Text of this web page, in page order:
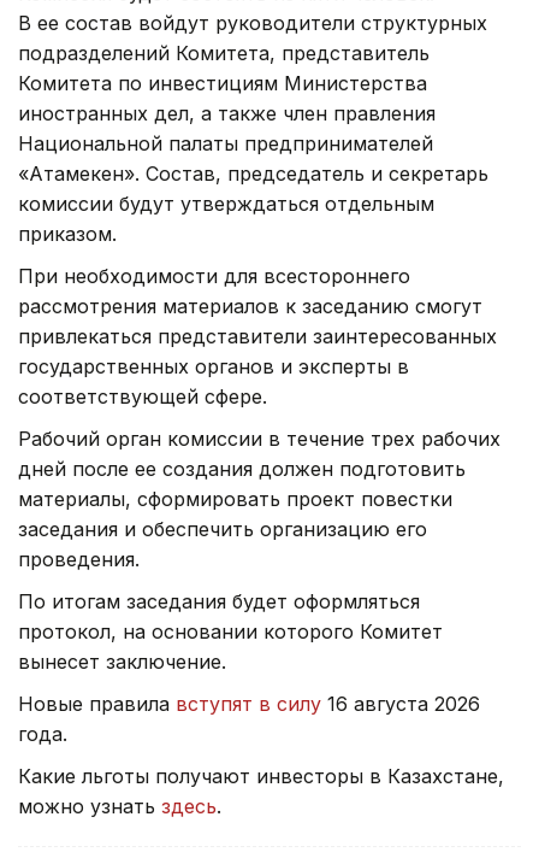
В ее состав войдут руководители структурных
подразделений Комитета, представитель
Комитета по инвестициям Министерства
иностранных дел, а также член правления
Национальной палаты предпринимателей
«Атамекен». Состав, председатель и секретарь
комиссии будут утверждаться отдельным
приказом.
При необходимости для всестороннего
рассмотрения материалов к заседанию смогут
привлекаться представители заинтересованных
государственных органов и эксперты в
соответствующей сфере.
Рабочий орган комиссии в течение трех рабочих
дней после ее создания должен подготовить
материалы, сформировать проект повестки
заседания и обеспечить организацию его
проведения.
По итогам заседания будет оформляться
протокол, на основании которого Комитет
вынесет заключение.
Новые правила вступят в силу 16 августа 2026
года.
Какие льготы получают инвесторы в Казахстане,
можно узнать здесь.